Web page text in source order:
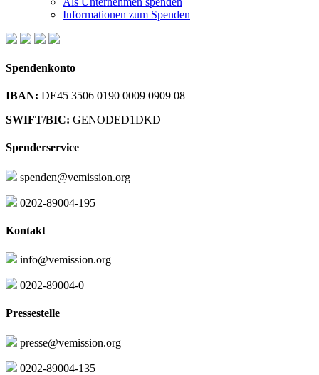
Informationen zum Spenden
Spendenkonto
IBAN: DE45 3506 0190 0009 0909 08
SWIFT/BIC: GENODED1DKD
Spenderservice
spenden@vemission.org
0202-89004-195
Kontakt
info@vemission.org
0202-89004-0
Pressestelle
presse@vemission.org
0202-89004-135